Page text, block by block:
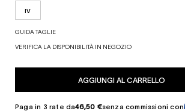
IV
GUIDA TAGLIE
VERIFICA LA DISPONIBILITÀ IN NEGOZIO
AGGIUNGI AL CARRELLO
Paga in 3 rate da46,50 €senza commissioni con